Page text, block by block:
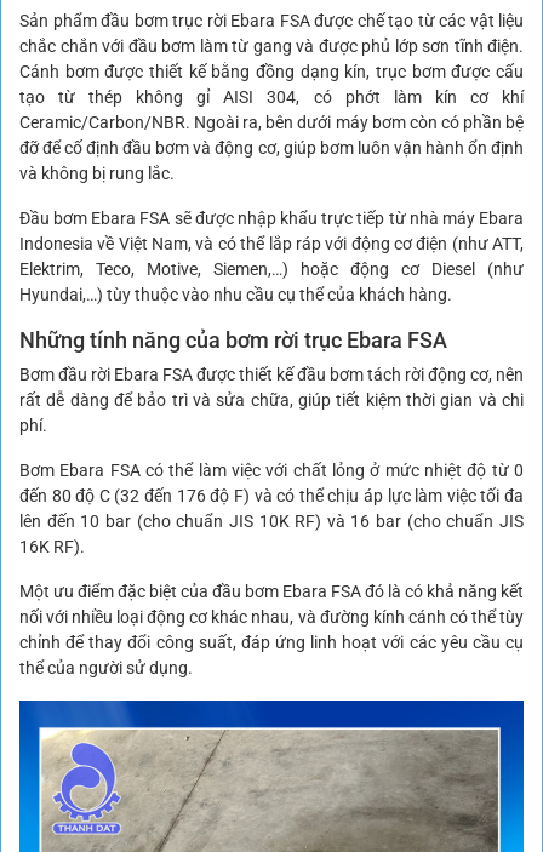
Sản phẩm đầu bơm trục rời Ebara FSA được chế tạo từ các vật liệu
chắc chắn với đầu bơm làm từ gang và được phủ lớp sơn tĩnh điện.
Cánh bơm được thiết kế bằng đồng dạng kín, trục bơm được cấu
tạo từ thép không gỉ AISI 304, có phớt làm kín cơ khí
Ceramic/Carbon/NBR. Ngoài ra, bên dưới máy bơm còn có phần bệ
đỡ để cố định đầu bơm và động cơ, giúp bơm luôn vận hành ổn định
và không bị rung lắc.
Đầu bơm Ebara FSA sẽ được nhập khẩu trực tiếp từ nhà máy Ebara
Indonesia về Việt Nam, và có thể lắp ráp với động cơ điện (như ATT,
Elektrim, Teco, Motive, Siemen,…) hoặc động cơ Diesel (như
Hyundai,…) tùy thuộc vào nhu cầu cụ thể của khách hàng.
Những tính năng của bơm rời trục Ebara FSA
Bơm đầu rời Ebara FSA được thiết kế đầu bơm tách rời động cơ, nên
rất dễ dàng để bảo trì và sửa chữa, giúp tiết kiệm thời gian và chi
phí.
Bơm Ebara FSA có thể làm việc với chất lỏng ở mức nhiệt độ từ 0
đến 80 độ C (32 đến 176 độ F) và có thể chịu áp lực làm việc tối đa
lên đến 10 bar (cho chuẩn JIS 10K RF) và 16 bar (cho chuẩn JIS
16K RF).
Một ưu điểm đặc biệt của đầu bơm Ebara FSA đó là có khả năng kết
nối với nhiều loại động cơ khác nhau, và đường kính cánh có thể tùy
chỉnh để thay đổi công suất, đáp ứng linh hoạt với các yêu cầu cụ
thể của người sử dụng.